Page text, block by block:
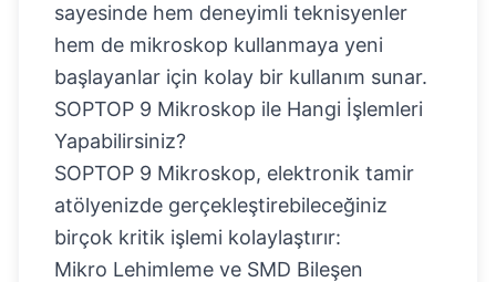
sayesinde hem deneyimli teknisyenler
hem de mikroskop kullanmaya yeni
başlayanlar için kolay bir kullanım sunar.
SOPTOP 9 Mikroskop ile Hangi İşlemleri
Yapabilirsiniz?
SOPTOP 9 Mikroskop, elektronik tamir
atölyenizde gerçekleştirebileceğiniz
birçok kritik işlemi kolaylaştırır:
Mikro Lehimleme ve SMD Bileşen